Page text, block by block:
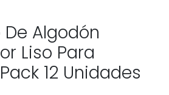
Algodón
Liso Para
12 Unidades